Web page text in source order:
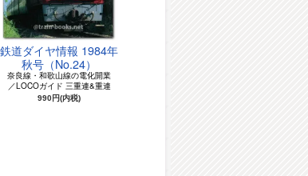
鉄道ダイヤ情報 1984年
秋号（No.24）
奈良線・和歌山線の電化開業
／LOCOガイド 三重連&重連
990円(内税)